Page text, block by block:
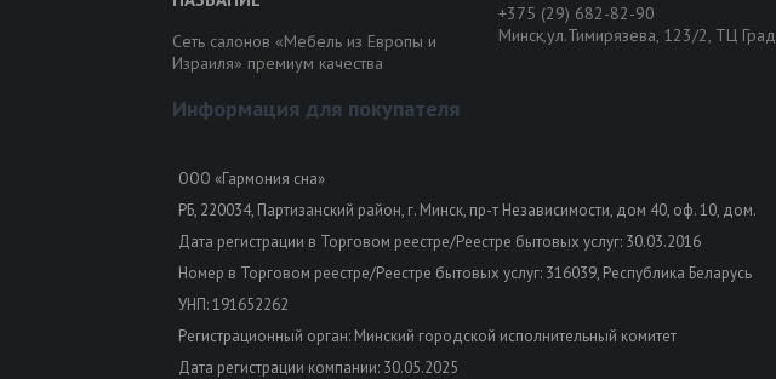
Сеть салонов «Мебель из Европы и
Израиля» премиум качества
+375 (29) 682-82-90
Минск,ул.Тимирязева, 123/2, ТЦ Град
Информация для покупателя
ООО «Гармония сна»
РБ, 220034, Партизанский район, г. Минск, пр-т Независимости, дом 40, оф. 10, дом.
Дата регистрации в Торговом реестре/Реестре бытовых услуг: 30.03.2016
Номер в Торговом реестре/Реестре бытовых услуг: 316039, Республика Беларусь
УНП: 191652262
Регистрационный орган: Минский городской исполнительный комитет
Дата регистрации компании: 30.05.2025